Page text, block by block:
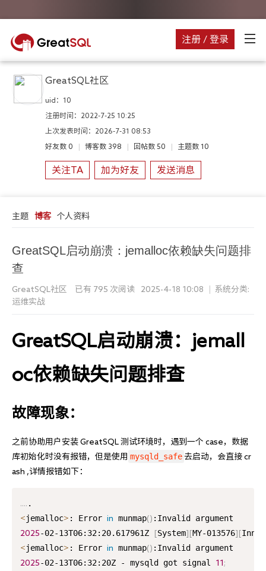
注册 / 登录
GreatSQL社区
uid： 10
注册时间： 2022-7-25 10:25
上次发表时间： 2026-7-31 08:53
好友数 0 | 博客数 398 | 回帖数 50 | 主题数 10
关注TA 加为好友 发送消息
主题 博客 个人资料
GreatSQL启动崩溃：jemalloc依赖缺失问题排
查
GreatSQL社区 已有 795 次阅读 2025-4-18 10:08
系统分类:
运维实战
GreatSQL启动崩溃：jemall
oc依赖缺失问题排查
故障现象：
之前协助用户安装 GreatSQL 测试环境时，遇到一个 case，数据
库初始化时没有报错，但是使用 mysqld_safe 去启动，会直接 cr
ash ,详情报错如下：
< jemalloc> : Error in munmap()
2025 -02-13T06:32:20.617961Z [System] [MY-013576] [
< jemalloc> : Error in munmap()
2025 -02-13T06:32:20Z - mysqld got signal 11 ;